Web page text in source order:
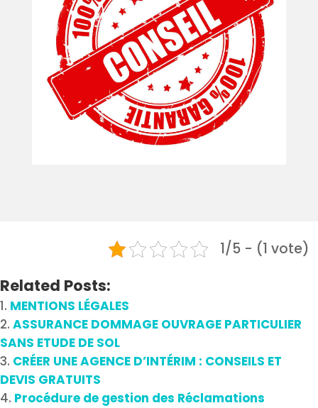
1/5 - (1 vote)
Related Posts:
MENTIONS LÉGALES
ASSURANCE DOMMAGE OUVRAGE PARTICULIER
SANS ETUDE DE SOL
CRÉER UNE AGENCE D’INTÉRIM : CONSEILS ET
DEVIS GRATUITS
Procédure de gestion des Réclamations